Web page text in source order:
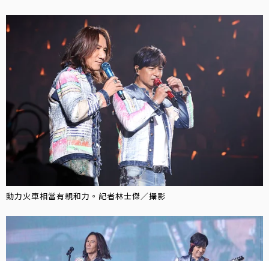
動力火車相當有親和力。記者林士傑／攝影